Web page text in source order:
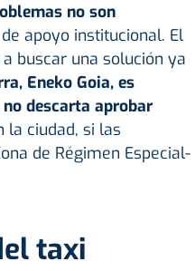
no son
apoyo institucional. El
buscar una solución ya
Eneko Goia, es
no descarta aprobar
la ciudad, si las
de Régimen Especial-
taxi